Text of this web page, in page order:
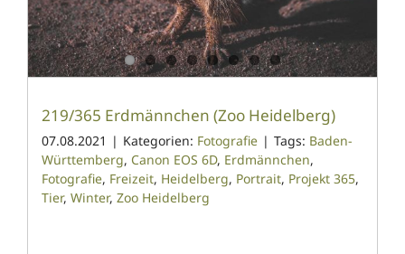
219/365 Erdmännchen (Zoo Heidelberg)
07.08.2021 | Kategorien: Fotografie | Tags: Baden-
Württemberg, Canon EOS 6D, Erdmännchen,
Fotografie, Freizeit, Heidelberg, Portrait, Projekt 365,
Tier, Winter, Zoo Heidelberg